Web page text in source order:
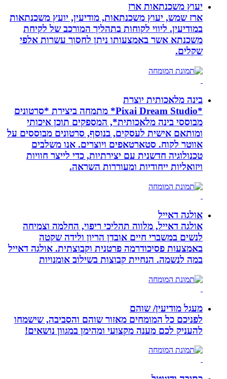
יעוץ משכנתאות ארז
ארז שמש, יעוץ משכנתאות, מודיעין, יועץ משכנתאות
במודיעין. ליווי לקוחות בתהליך המורכב של לקיחת
משכנתא אשר באמצעותו ניתן לחסוך עשרות אלפי
שקלים.
בינה מלאכותית יוצרת
*Pixai Dream Studio* מתמחה ביצירת *סרטונים
מבוססי בינה מלאכותית*, המספקים תוכן איכותי
ומותאם אישית לעסקים, בנוסף, סרטונים מבוססים על
אווטר לקוח. סטארטאפים ויוצרים. אנו משלבים
טכנולוגיה חדשנית עם יצירתיות, כדי לייצר חוויות
ויזואליות ייחודיות ומעוררות השראה.
אולגה דאייל
אולגה דאייל, מלווה תהליכי ריפוי, החלמה וצמיחה
לנשים במשברי חיים אובדן הריון ולידה שקטה
באמצעות פסיכודרמה פרטנית וקבוצתית. אולגה דאייל
במה לנשמה. ‏הנחיית קבוצות בשילוב אומנויות‏
מעגל מודיעין/ שוהם
לפניכם כל המומחים מאזור שוהם והסביבה, שישמחו
להעניק לכם מענה מקצועי ומהימן במגוון נושאים!